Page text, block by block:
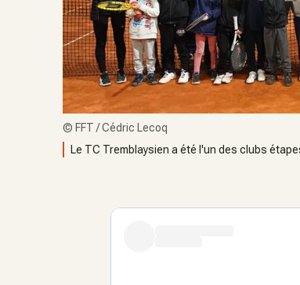
© FFT / Cédric Lecoq
Le TC Tremblaysien a été l'un des clubs